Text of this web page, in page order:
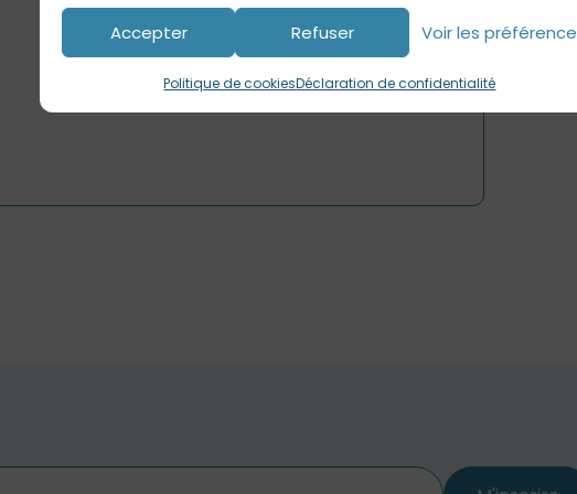
Accepter Refuser Voir les
Politique de cookiesDéclaration de confidentialité